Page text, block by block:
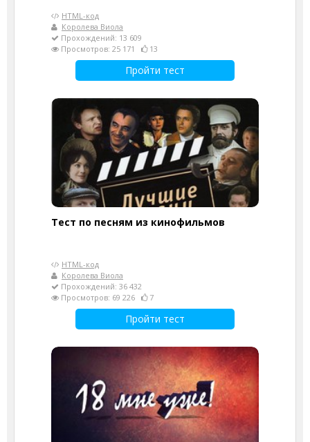
HTML-код
Королева Виола
Прохождений: 13 609
Просмотров: 25 171
13
Пройти тест
Тест по песням из кинофильмов
HTML-код
Королева Виола
Прохождений: 36 432
Просмотров: 69 226
7
Пройти тест